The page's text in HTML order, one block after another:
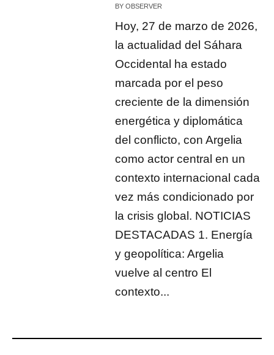
BYOBSERVER
Hoy, 27 de marzo de 2026,
la actualidad del Sáhara
Occidental ha estado
marcada por el peso
creciente de la dimensión
energética y diplomática
del conflicto, con Argelia
como actor central en un
contexto internacional cada
vez más condicionado por
la crisis global. NOTICIAS
DESTACADAS 1. Energía
y geopolítica: Argelia
vuelve al centro El
contexto...